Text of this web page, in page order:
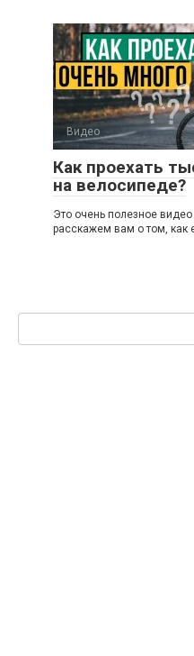
Видео
Как проехать
на велосипеде?
Это очень полезное
расскажем вам о том, как